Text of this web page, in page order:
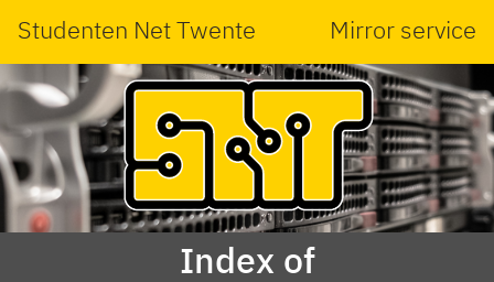
Studenten Net Twente Mirror service
Index of